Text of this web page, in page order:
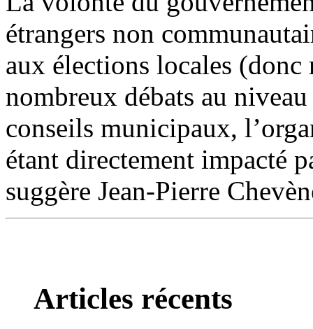
étrangers non
aux élections locales (donc
nombreux débats au
conseils municipaux,
étant directement impacté
suggère Jean-Pierre
Articles récents